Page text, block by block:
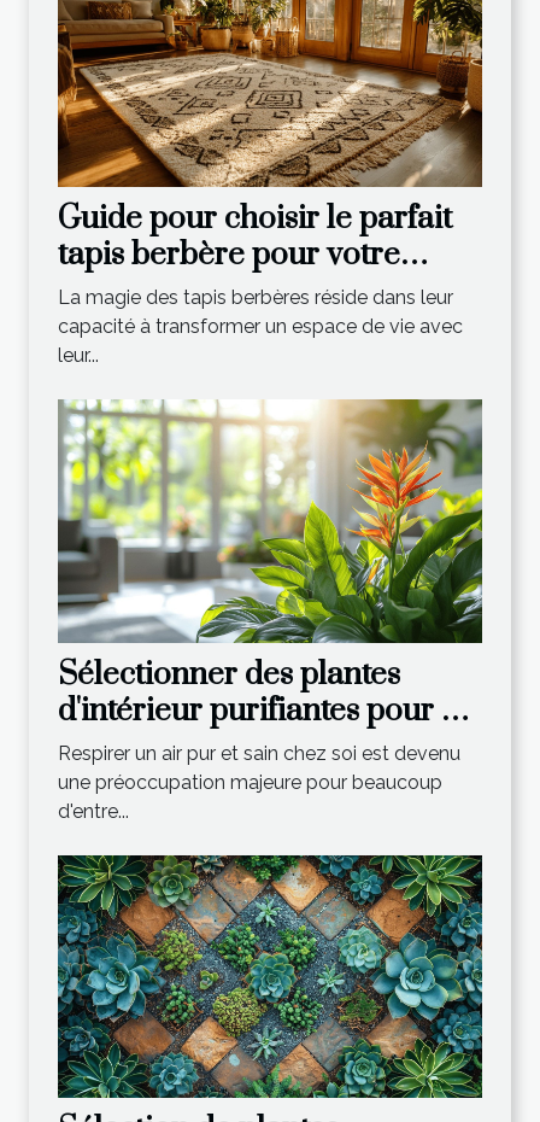
Guide pour choisir le parfait
tapis berbère pour votre
intérieur
La magie des tapis berbères réside dans leur
capacité à transformer un espace de vie avec
leur...
Sélectionner des plantes
d'intérieur purifiantes pour un
air plus sain critères et
entretien
Respirer un air pur et sain chez soi est devenu
une préoccupation majeure pour beaucoup
d'entre...